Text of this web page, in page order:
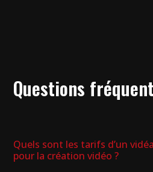
Questions
Quels sont les tarifs d’un
pour la création vidéo ?